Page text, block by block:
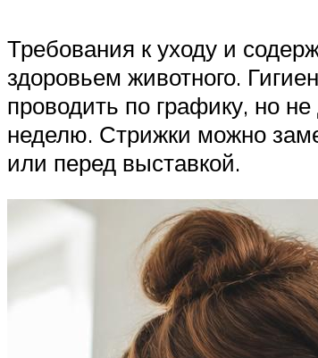
Требования к уходу и
здоровьем животного.
проводить по графику, но
неделю. Стрижки можно
или перед выставкой.